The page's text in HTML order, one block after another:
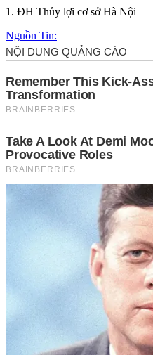
1. ĐH Thủy lợi cơ sở Hà Nội
Nguồn Tin: